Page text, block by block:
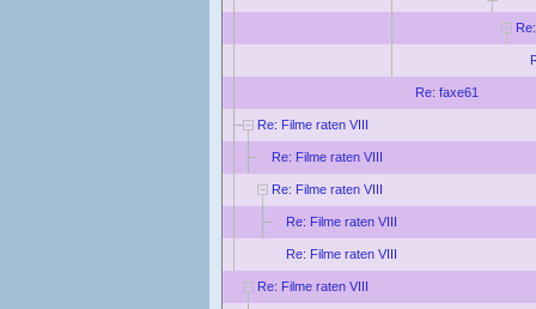
Re: faxe61
Re: Filme raten VIII
Re: Filme raten VIII
Re: Filme raten VIII
Re: Filme raten VIII
Re: Filme raten VIII
Re: Filme raten VIII